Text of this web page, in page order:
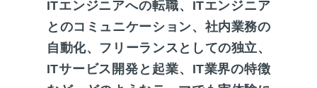
ITエンジニアへの転職、ITエンジニア
とのコミュニケーション、社内業務の
自動化、フリーランスとしての独立、
ITサービス開発と起業、IT業界の特徴